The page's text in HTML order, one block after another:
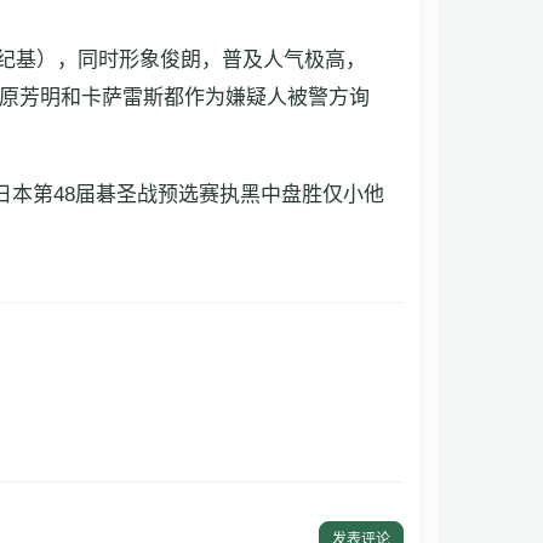
），同时形象俊朗，普及人气极高，
芳明和卡萨雷斯都作为嫌疑人被警方询
本第48届碁圣战预选赛执黑中盘胜仅小他
发表评论